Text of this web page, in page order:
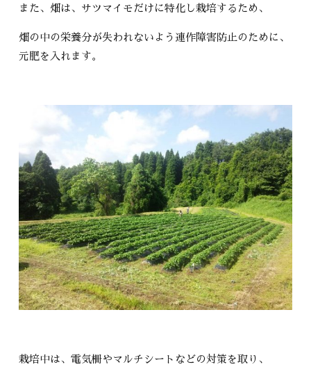
また、畑は、サツマイモだけに特化し栽培するため、
畑の中の栄養分が失われないよう連作障害防止のために、
元肥を入れます。
栽培中は、電気柵やマルチシートなどの対策を取り、